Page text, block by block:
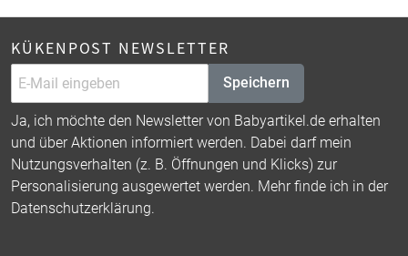
KÜKENPOST NEWSLETTER
Speichern
Ja, ich möchte den Newsletter von Babyartikel.de erhalten
und über Aktionen informiert werden. Dabei darf mein
Nutzungsverhalten (z. B. Öffnungen und Klicks) zur
Personalisierung ausgewertet werden. Mehr finde ich in der
Datenschutzerklärung.